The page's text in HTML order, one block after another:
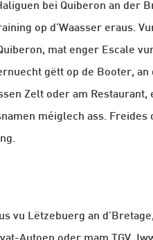
bei Quiberon an der
op d’Waasser eraus.
mat enger Escale
gëtt op de Booter, an
Zelt oder am Restaurant,
méiglech ass. Freides
vu Lëtzebuerg an